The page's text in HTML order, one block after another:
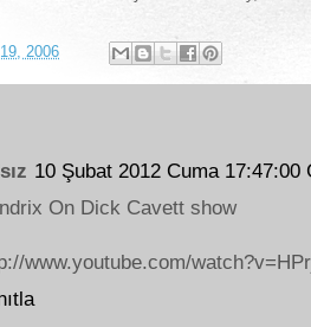
2006
10 Şubat 2012 Cuma 17:47:00
On Dick Cavett show
www.youtube.com/